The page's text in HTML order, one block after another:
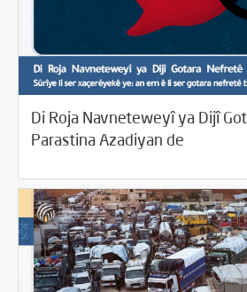
Di Roja Navneteweyî ya Dijî
Parastina Azadiyan de
18/2026 Beyannameyên SCMê